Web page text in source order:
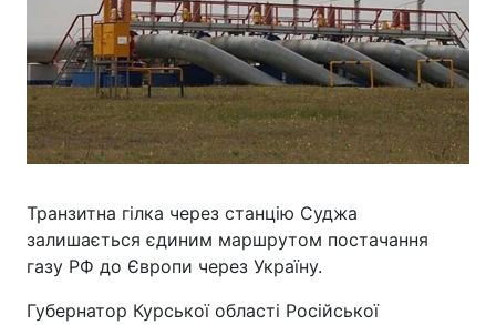
Транзитна гілка через станцію Суджа
залишається єдиним маршрутом постачання
газу РФ до Європи через Україну.
Губернатор Курської області Російської